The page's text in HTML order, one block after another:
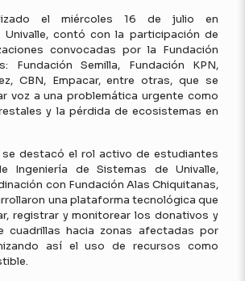
el miércoles 16 de julio en
Univalle, contó con la participación de
convocadas por la Fundación
Fundación Semilla, Fundación KPN,
CBN, Empacar, entre otras, que se
voz a una problemática urgente como
y la pérdida de ecosistemas en
destacó el rol activo de estudiantes
Ingeniería de Sistemas de Univalle,
con Fundación Alas Chiquitanas,
una plataforma tecnológica que
registrar y monitorear los donativos y
cuadrillas hacia zonas afectadas por
así el uso de recursos como